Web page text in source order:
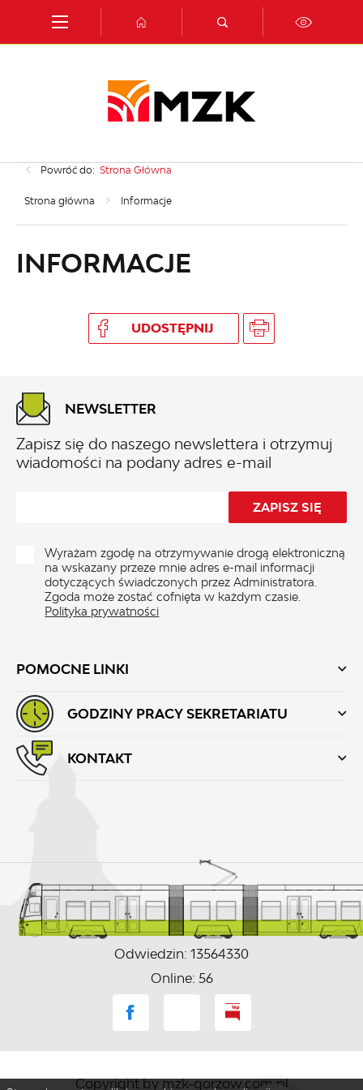
Przejdź do wyszukiwarki.
Przejdź do ustawień wielkości czcionki.
Włącz wersję kontrastową strony.
Powróć do: Strona Główna
Strona główna Informacje
INFORMACJE
UDOSTĘPNIJ
POMOCNE LINKI
NEWSLETTER
Zapisz się do naszego newslettera i otrzymuj
wiadomości na podany adres e-mail
Wyrażam zgodę na otrzymywanie drogą elektroniczną
na wskazany przeze mnie adres e-mail informacji
dotyczących świadczonych przez Administratora.
Zgoda może zostać cofnięta w każdym czasie.
Polityka prywatności
GODZINY PRACY SEKRETARIATU
KONTAKT
Odwiedzin: 13564330
Online: 56
Copyright by mzk-gorzow.com.pl